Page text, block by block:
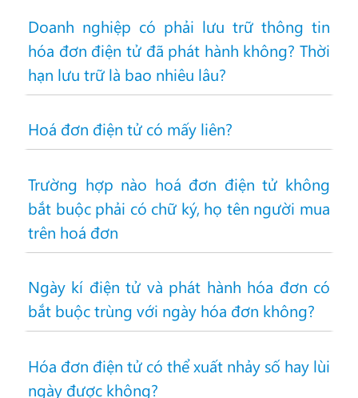
Doanh nghiệp có phải lưu trữ thông tin
hóa đơn điện tử đã phát hành không? Thời
hạn lưu trữ là bao nhiêu lâu?
Hoá đơn điện tử có mấy liên?
Trường hợp nào hoá đơn điện tử không
bắt buộc phải có chữ ký, họ tên người mua
trên hoá đơn
Ngày kí điện tử và phát hành hóa đơn có
bắt buộc trùng với ngày hóa đơn không?
Hóa đơn điện tử có thể xuất nhảy số hay lùi
ngày được không?